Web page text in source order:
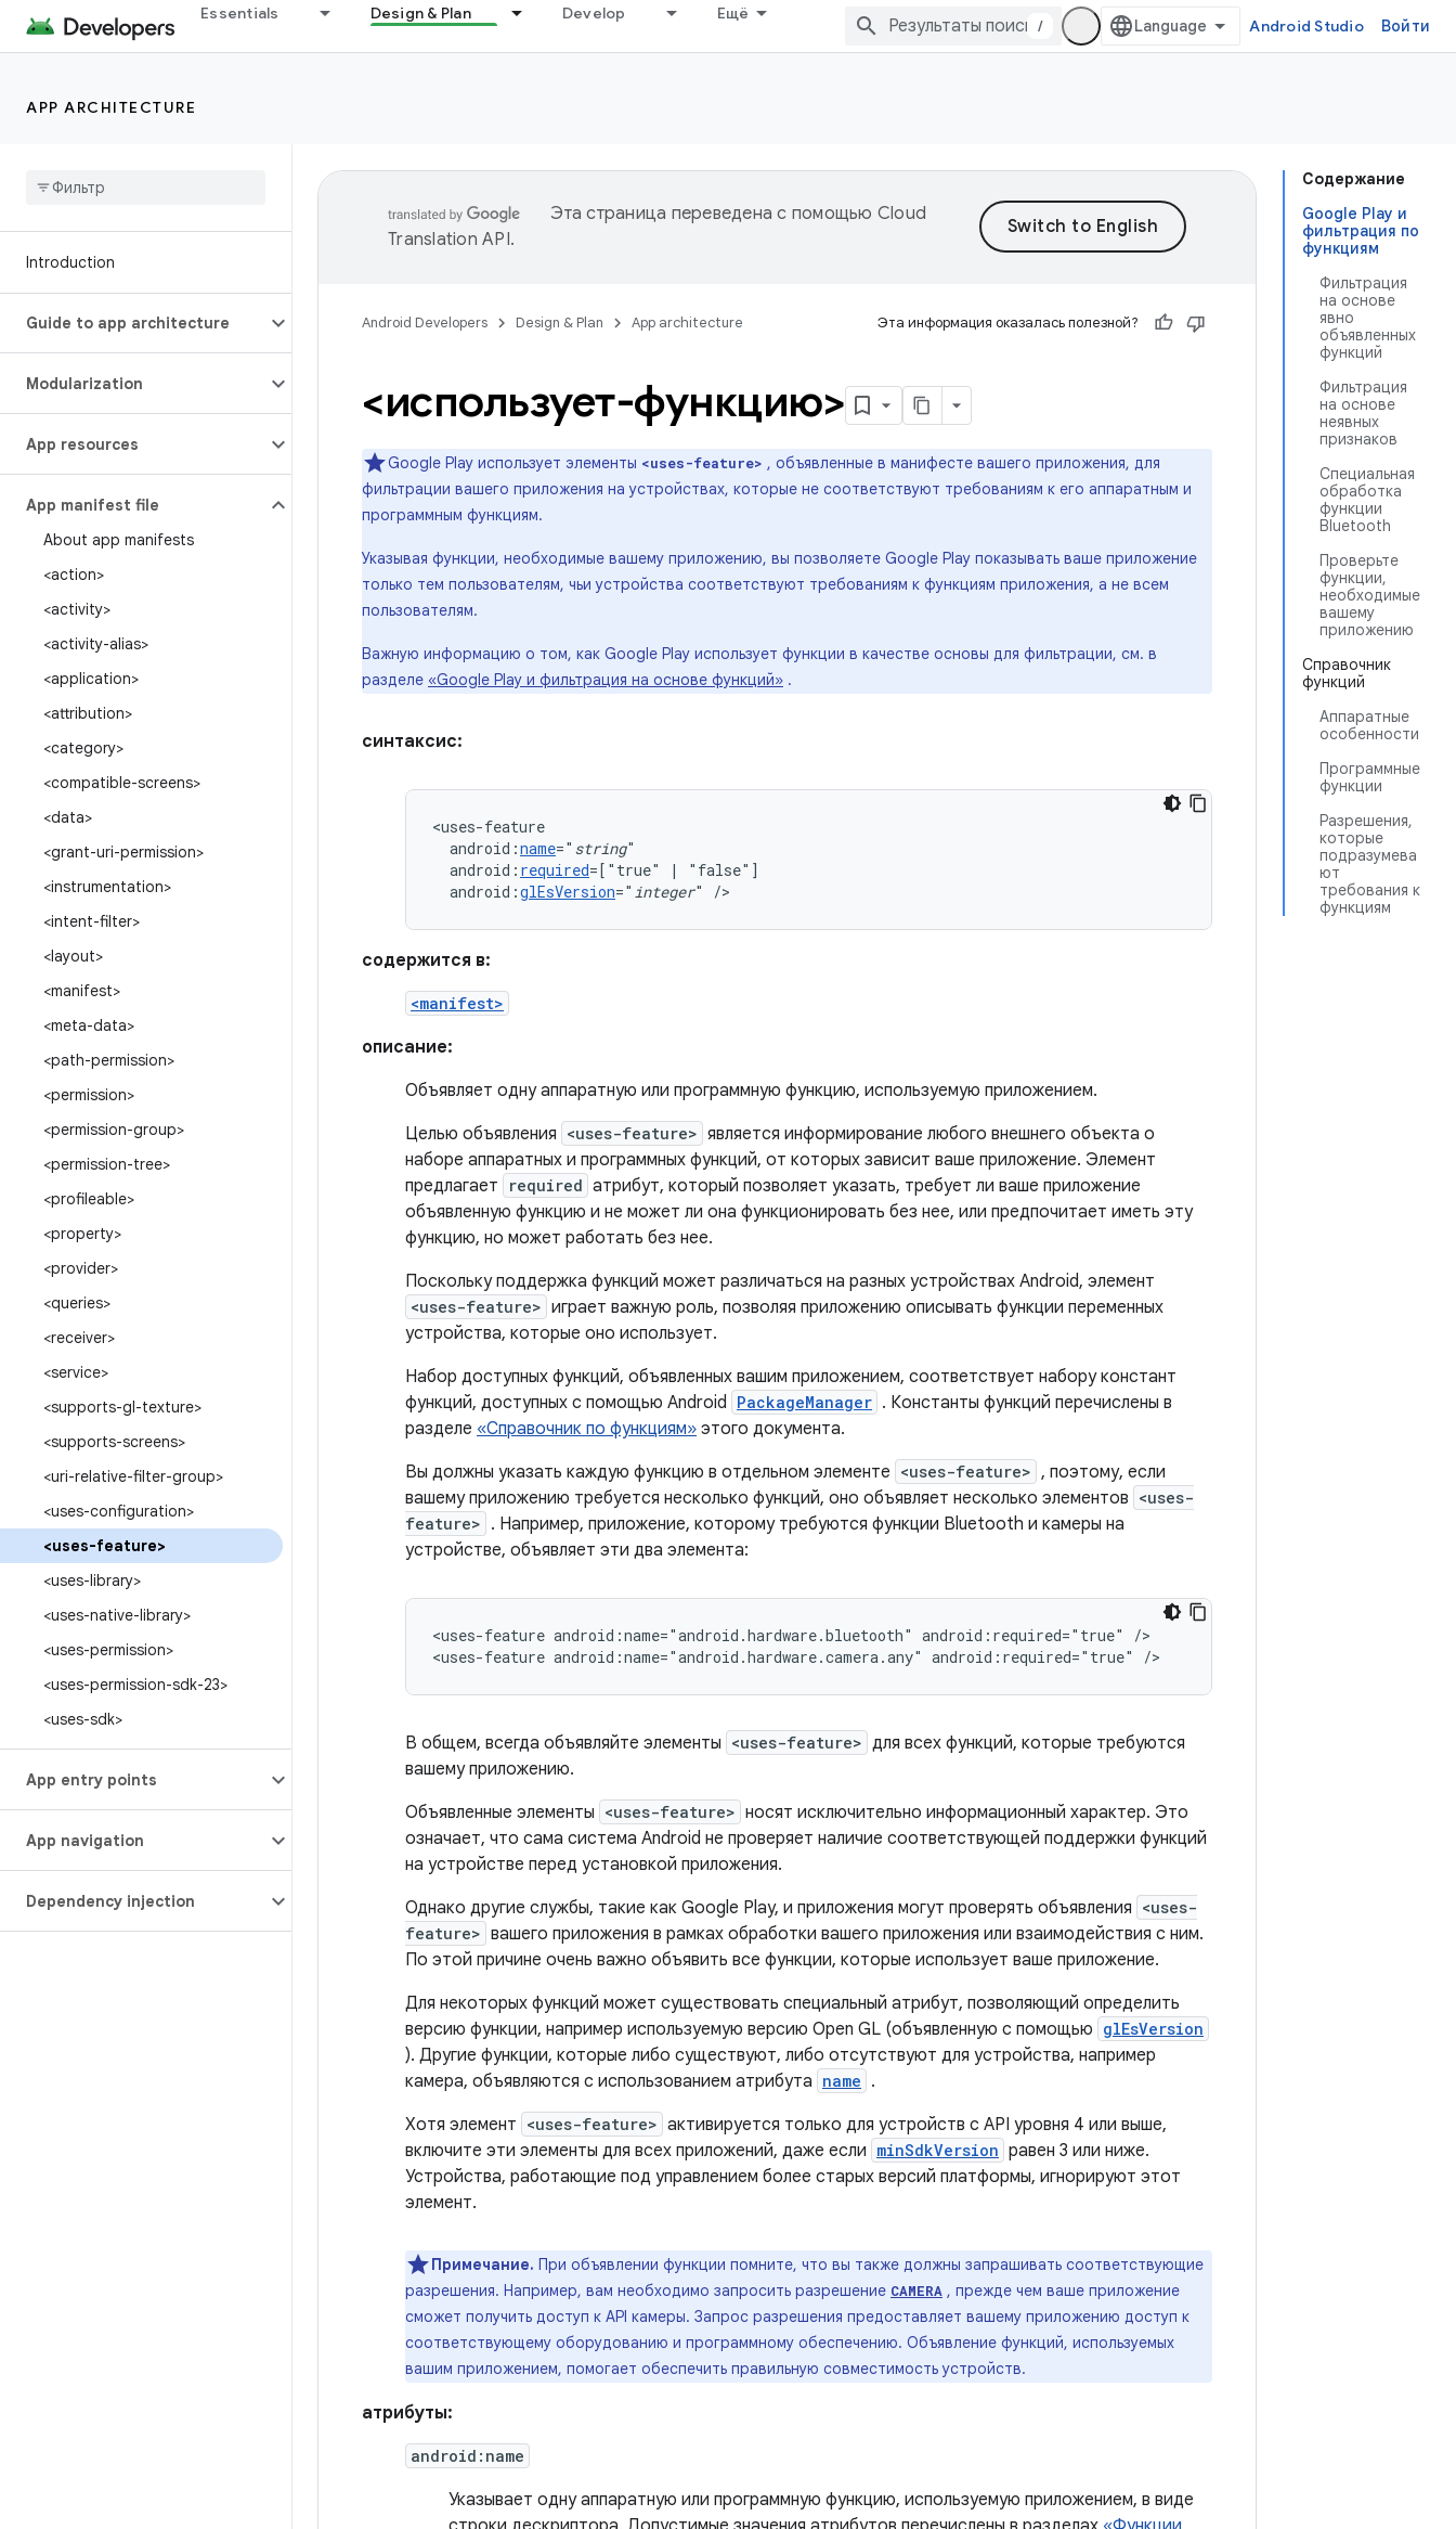
Essentials Design & Plan Develop Ещё
/ Android Studio Войти
APP ARCHITECTURE
Introduction
Guide to app architecture
Modularization
App resources
App manifest file
About app manifests
<action>
<activity>
<activity-alias>
<application>
<attribution>
<category>
<compatible-screens>
<data>
<grant-uri-permission>
<instrumentation>
<intent-filter>
<layout>
<manifest>
<meta-data>
<path-permission>
<permission>
<permission-group>
<permission-tree>
<profileable>
<property>
<provider>
<queries>
<receiver>
<service>
<supports-gl-texture>
<supports-screens>
<uri-relative-filter-group>
<uses-configuration>
<uses-feature>
<uses-library>
<uses-native-library>
<uses-permission>
<uses-permission-sdk-23>
<uses-sdk>
App entry points
App navigation
Dependency injection
Содержание
Google Play и
фильтрация по
функциям
Фильтрация
на основе
явно
объявленных
функций
Фильтрация
на основе
неявных
признаков
Специальная
обработка
функции
Bluetooth
Проверьте
функции,
необходимые
вашему
приложению
Справочник
функций
Аппаратные
особенности
Программные
функции
Разрешения,
которые
подразумева
ют
требования к
функциям
Эта страница переведена с помощью Cloud
Translation API.
Android Developers Design & Plan App architecture Эта информация оказалась полезной?
<использует-функцию>
Google Play использует элементы <uses-feature> , объявленные в манифесте вашего приложения, для
фильтрации вашего приложения на устройствах, которые не соответствуют требованиям к его аппаратным и
программным функциям.
Указывая функции, необходимые вашему приложению, вы позволяете Google Play показывать ваше приложение
только тем пользователям, чьи устройства соответствуют требованиям к функциям приложения, а не всем
пользователям.
Важную информацию о том, как Google Play использует функции в качестве основы для фильтрации, см. в
разделе «Google Play и фильтрация на основе функций» .
синтаксис:
android:name=" string
android: required=["true" |
android:glEsVersion=" integer" />
содержится в:
<manifest>
описание:
Объявляет одну аппаратную или программную функцию, используемую приложением.
Целью объявления <uses-feature> является информирование любого внешнего объекта о
наборе аппаратных и программных функций, от которых зависит ваше приложение. Элемент
предлагает
required атрибут, который позволяет указать, требует ли ваше приложение
объявленную функцию и не может ли она функционировать без нее, или предпочитает иметь эту
функцию, но может работать без нее.
Поскольку поддержка функций может различаться на разных устройствах Android, элемент
<uses-feature> играет важную роль, позволяя приложению описывать функции переменных
устройства, которые оно использует.
Набор доступных функций, объявленных вашим приложением, соответствует набору констант
функций, доступных с помощью Android PackageManager . Константы функций перечислены в
разделе «Справочник по функциям» этого документа.
Вы должны указать каждую функцию в отдельном элементе <uses-feature> , поэтому, если
вашему приложению требуется несколько функций, оно объявляет несколько элементов <uses-
feature> . Например, приложение, которому требуются функции Bluetooth и камеры на
устройстве, объявляет эти два элемента:
<uses-feature android:name="android.hardware.bluetooth" android:required="true"
/>
<uses-feature android:name="android.hardware.camera.any" android:required="true" />
В общем, всегда объявляйте элементы <uses-feature> для всех функций, которые требуются
вашему приложению.
Объявленные элементы <uses-feature> носят исключительно информационный характер. Это
означает, что сама система Android не проверяет наличие соответствующей поддержки функций
на устройстве перед установкой приложения.
Однако другие службы, такие как Google Play, и приложения могут проверять объявления <uses-
feature> вашего приложения в рамках обработки вашего приложения или взаимодействия с ним.
По этой причине очень важно объявить все функции, которые использует ваше приложение.
Для некоторых функций может существовать специальный атрибут, позволяющий определить
версию функции, например используемую версию Open GL (объявленную с помощью glEsVersion
). Другие функции, которые либо существуют, либо отсутствуют для устройства, например
камера, объявляются с использованием атрибута name .
Хотя элемент <uses-feature> активируется только для устройств с API уровня 4 или выше,
включите эти элементы для всех приложений, даже если minSdkVersion равен 3 или ниже.
Устройства, работающие под управлением более старых версий платформы, игнорируют этот
элемент.
Примечание. При объявлении функции помните, что вы также должны запрашивать соответствующие
разрешения. Например, вам необходимо запросить разрешение CAMERA , прежде чем ваше приложение
сможет получить доступ к API камеры. Запрос разрешения предоставляет вашему приложению доступ к
соответствующему оборудованию и программному обеспечению. Объявление функций, используемых
вашим приложением, помогает обеспечить правильную совместимость устройств.
атрибуты:
android:name
Указывает одну аппаратную или программную функцию, используемую приложением, в виде